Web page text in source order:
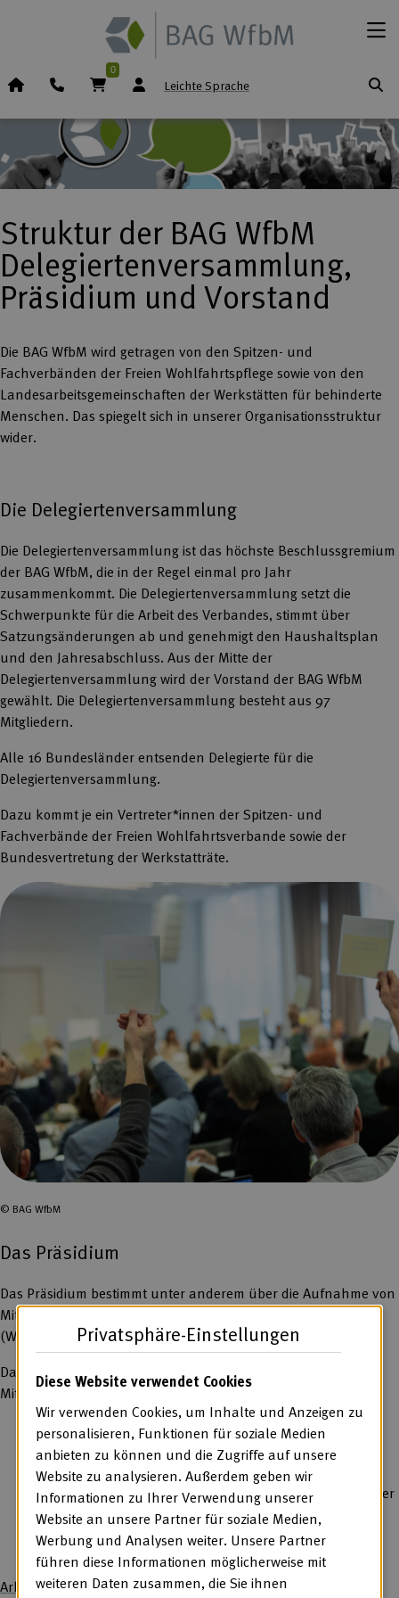
Startseite (Icon)
Telefon Warenkorb
0
Leichte Sprache
Struktur der BAG WfbM
Delegiertenversammlung,
Präsidium und Vorstand
Die BAG WfbM wird getragen von den Spitzen- und
Fachverbänden der Freien Wohlfahrtspflege sowie von den
Landesarbeitsgemeinschaften der Werkstätten für behinderte
Menschen. Das spiegelt sich in unserer Organisationsstruktur
wider.
Die Delegiertenversammlung
Die Delegiertenversammlung ist das höchste Beschlussgremium
der BAG WfbM, die in der Regel einmal pro Jahr
zusammenkommt. Die Delegiertenversammlung setzt die
Schwerpunkte für die Arbeit des Verbandes, stimmt über
Satzungsänderungen ab und genehmigt den Haushaltsplan
und den Jahresabschluss. Aus der Mitte der
Delegiertenversammlung wird der Vorstand der BAG WfbM
gewählt. Die Delegiertenversammlung besteht aus 97
Mitgliedern.
Alle 16 Bundesländer entsenden Delegierte für die
Delegiertenversammlung.
Dazu kommt je ein Vertreter*innen der Spitzen- und
Fachverbände der Freien Wohlfahrtsverbande sowie der
Bundesvertretung der Werkstatträte.
© BAG WfbM
Das Präsidium
Das Präsidium bestimmt unter anderem über die Aufnahme von
Mitgliedern der BAG WfbM und beruft den Bundeskongress
(Werkstätten:Tag) ein.
Das Präsidium der BAG WfbM hat 25 ehrenamtlich tätige
Mitglieder. Es setzt sich zusammen aus:
den jeweiligen Vorsitzenden der 16
Landesarbeitsgemeinschaften
je einer*einem Vertreter*in von Werkstatträte
Deutschlandund der Spitzen- und Fachverbänden der
Freien Wohlfahrtspflege
Arbeiterwohlfahrt AWO Bundesverband e. V.
Privatsphäre-Einstellungen
Diese Website verwendet Cookies
Wir verwenden Cookies, um Inhalte und Anzeigen zu
personalisieren, Funktionen für soziale Medien
anbieten zu können und die Zugriffe auf unsere
Website zu analysieren. Außerdem geben wir
Informationen zu Ihrer Verwendung unserer
Website an unsere Partner für soziale Medien,
Werbung und Analysen weiter. Unsere Partner
führen diese Informationen möglicherweise mit
weiteren Daten zusammen, die Sie ihnen